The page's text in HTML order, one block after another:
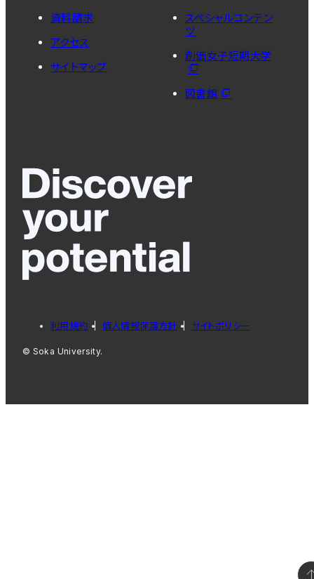
資料請求
アクセス
サイトマップ
スペシャルコンテン
ツ
創価女子短期大学
図書館
利用規約 個人情報保護方針 サイトポリシー
© Soka University.